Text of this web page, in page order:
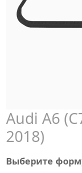
Audi А6
2018)
Выберите